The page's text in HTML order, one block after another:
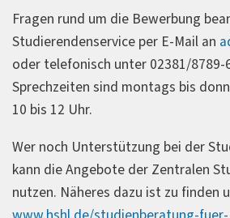
Fragen rund um die Bewerbung
Studierendenservice per E-Mail an
oder telefonisch unter 02381/8789-
Sprechzeiten sind montags bis
10 bis 12 Uhr.
Wer noch Unterstützung bei der
kann die Angebote der Zentralen
nutzen. Näheres dazu ist zu finden